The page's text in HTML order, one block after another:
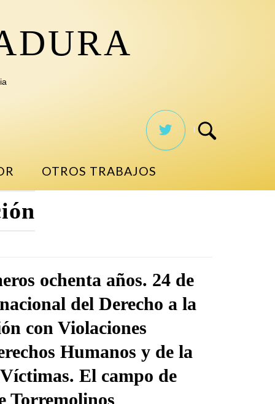
OTROS TRABAJOS
ochenta años. 24 de
del Derecho a la
con Violaciones
Humanos y de la
El campo de
Torremolinos